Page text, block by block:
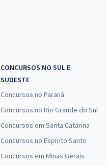
CONCURSOS NO SUL E
SUDESTE
Concursos no Paraná
Concursos no Rio Grande do Sul
Concursos em Santa Catarina
Concursos no Espírito Santo
Concursos em Minas Gerais